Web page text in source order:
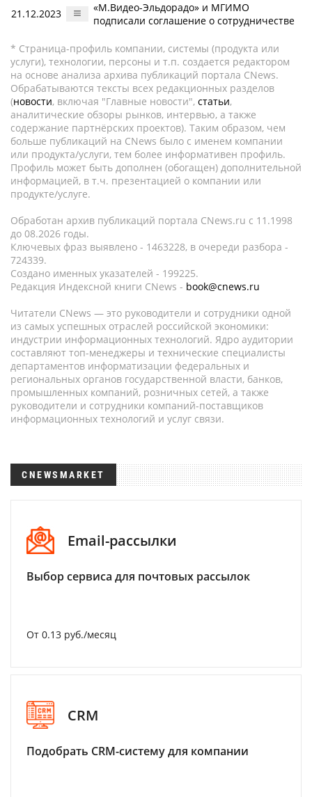
21.12.2023
«М.Видео-Эльдорадо» и МГИМО
подписали соглашение о сотрудничестве
* Страница-профиль компании, системы (продукта или
услуги), технологии, персоны и т.п. создается редактором
на основе анализа архива публикаций портала CNews.
Обрабатываются тексты всех редакционных разделов
(новости, включая "Главные новости", статьи,
аналитические обзоры рынков, интервью, а также
содержание партнёрских проектов). Таким образом, чем
больше публикаций на CNews было с именем компании
или продукта/услуги, тем более информативен профиль.
Профиль может быть дополнен (обогащен) дополнительной
информацией, в т.ч. презентацией о компании или
продукте/услуге.
Обработан архив публикаций портала CNews.ru c 11.1998
до 08.2026 годы.
Ключевых фраз выявлено - 1463228, в очереди разбора -
724339.
Создано именных указателей - 199225.
Редакция Индексной книги CNews - book@cnews.ru
Читатели CNews — это руководители и сотрудники одной
из самых успешных отраслей российской экономики:
индустрии информационных технологий. Ядро аудитории
составляют топ-менеджеры и технические специалисты
департаментов информатизации федеральных и
региональных органов государственной власти, банков,
промышленных компаний, розничных сетей, а также
руководители и сотрудники компаний-поставщиков
информационных технологий и услуг связи.
CNEWSMARKET
Email-рассылки
Выбор сервиса для почтовых рассылок
От 0.13 руб./месяц
CRM
Подобрать CRM-систему для компании